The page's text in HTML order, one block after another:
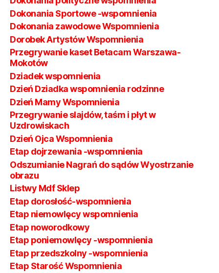
Dokonania Sportowe -wspomnienia
Dokonania zawodowe Wspomnienia
Dorobek Artystów Wspomnienia
Przegrywanie kaset Betacam Warszawa-
Mokotów
Dziadek wspomnienia
Dzień Dziadka wspomnienia rodzinne
Dzień Mamy Wspomnienia
Przegrywanie slajdów, taśm i płyt w
Uzdrowiskach
Dzień Ojca Wspomnienia
Etap dojrzewania -wspomnienia
Odszumianie Nagrań do sądów Wyostrzanie
obrazu
Listwy Mdf Sklep
Etap dorosłość-wspomnienia
Etap niemowlęcy wspomnienia
Etap noworodkowy
Etap poniemowlęcy -wspomnienia
Etap przedszkolny -wspomnienia
Etap Starość Wspomnienia